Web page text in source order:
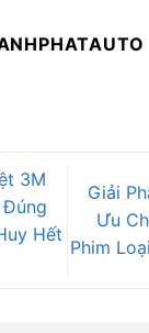
3M
Đúng
Hết
Giải
Ưu
Phim